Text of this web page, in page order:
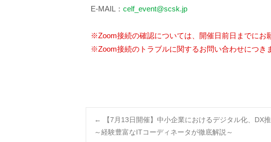
E-MAIL： celf_event@scsk.jp
※Zoom接続の確認については、開催日前日までにお
※Zoom接続のトラブルに関するお問い合わせにつき
Post
←
【7月13日開催】中小企業におけるデジタル化、DX推
～経験豊富なITコーディネータが徹底解説～